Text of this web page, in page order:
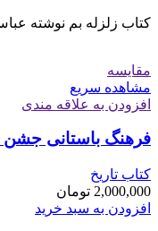
کتاب زلزله بم نوشته
مقایسه
مشاهده سریع
افزودن به علاقه مندی
فرهنگ باستانی جشن
کتاب تاریخ
2,000,000 تومان
افزودن به سبد خرید